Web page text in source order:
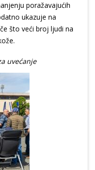
poražavajućih
ukazuje na
što veći broj ljudi na
uvećanje